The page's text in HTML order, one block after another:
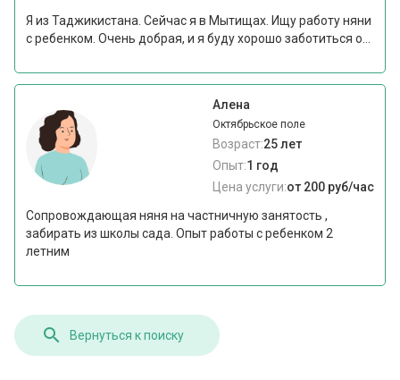
Я из Таджикистана. Сейчас я в Мытищах. Ищу работу няни
с ребенком. Очень добрая, и я буду хорошо заботиться о...
Алена
Октябрьское поле
Возраст:25 лет
Опыт:1 год
Цена услуги:от 200 руб/час
Сопровождающая няня на частничную занятость ,
забирать из школы сада. Опыт работы с ребенком 2
летним
Вернуться к поиску